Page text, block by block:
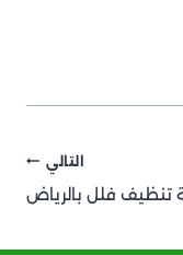
التالي
تنظيف فلل بالرياض